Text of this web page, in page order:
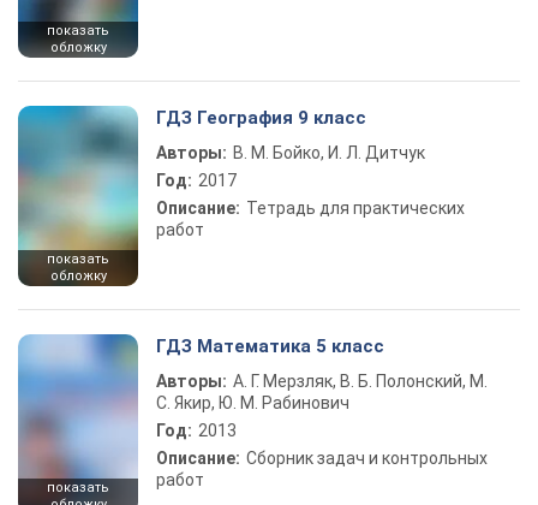
показать
обложку
показать
обложку
ГДЗ География 9 класс
Авторы: В. М. Бойко, И. Л. Дитчук
Год: 2017
Описание: Тетрадь для практических
работ
показать
ГДЗ Математика 5 класс
Авторы: А. Г. Мерзляк, В. Б. Полонский, М.
С. Якир, Ю. М. Рабинович
Год: 2013
Описание: Сборник задач и контрольных
работ